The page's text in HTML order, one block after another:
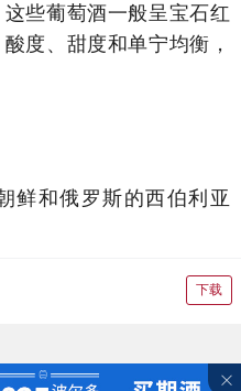
些葡萄酒一般呈宝石红
度、甜度和单宁均衡，
和俄罗斯的西伯利亚
下载